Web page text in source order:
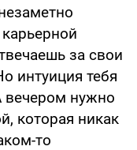
за свои
интуиция тебя
вечером нужно
которая никак
то